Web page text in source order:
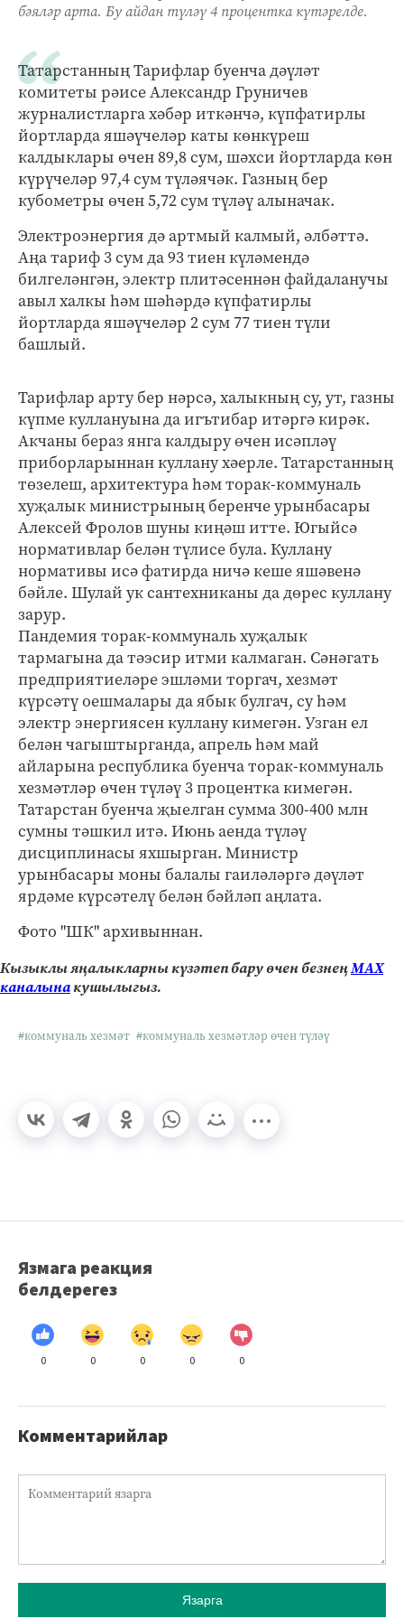
бәяләр арта. Бу айдан түләү 4 процентка күтәрелде.
Татарстанның Тарифлар буенча дәүләт
комитеты рәисе Александр Груничев
журналистларга хәбәр иткәнчә, күпфатирлы
йортларда яшәүчеләр каты көнкүреш
калдыклары өчен 89,8 сум, шәхси йортларда көн
күрүчеләр 97,4 сум түләячәк. Газның бер
кубометры өчен 5,72 сум түләү алыначак.
Электроэнергия дә артмый калмый, әлбәттә.
Аңа тариф 3 сум да 93 тиен күләмендә
билгеләнгән, электр плитәсеннән файдаланучы
авыл халкы һәм шәһәрдә күпфатирлы
йортларда яшәүчеләр 2 сум 77 тиен түли
башлый.
Тарифлар арту бер нәрсә, халыкның су, ут, газны
күпме куллануына да игътибар итәргә кирәк.
Акчаны бераз янга калдыру өчен исәпләү
приборларыннан куллану хәерле. Татарстанның
төзелеш, архитектура һәм торак-коммуналь
хуҗалык министрының беренче урынбасары
Алексей Фролов шуны киңәш итте. Югыйсә
нормативлар белән түлисе була. Куллану
нормативы исә фатирда ничә кеше яшәвенә
бәйле. Шулай ук сантехниканы да дөрес куллану
зарур.
Пандемия торак-коммуналь хуҗалык
тармагына да тәэсир итми калмаган. Сәнәгать
предприятиеләре эшләми торгач, хезмәт
күрсәтү оешмалары да ябык булгач, су һәм
электр энергиясен куллану кимегән. Узган ел
белән чагыштырганда, апрель һәм май
айларына республика буенча торак-коммуналь
хезмәтләр өчен түләү 3 процентка кимегән.
Татарстан буенча җыелган сумма 300-400 млн
сумны тәшкил итә. Июнь аенда түләү
дисциплинасы яхшырган. Министр
урынбасары моны балалы гаиләләргә дәүләт
ярдәме күрсәтелү белән бәйләп аңлата.
Фото "ШК" архивыннан.
Кызыклы яңалыкларны күзәтеп бару өчен безнеңМАХ
каналынакушылыгыз.
#коммуналь хезмәт #коммуналь хезмәтләр өчен түләү
Язмага реакция
белдерегез
0 0 0 0 0
Комментарийлар
Язарга